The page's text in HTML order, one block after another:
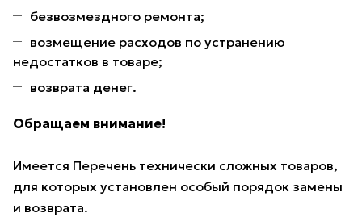
безвозмездного ремонта;
возмещение расходов по устранению
недостатков в товаре;
возврата денег.
Обращаем внимание!
Имеется Перечень технически сложных товаров,
для которых установлен особый порядок замены
и возврата.